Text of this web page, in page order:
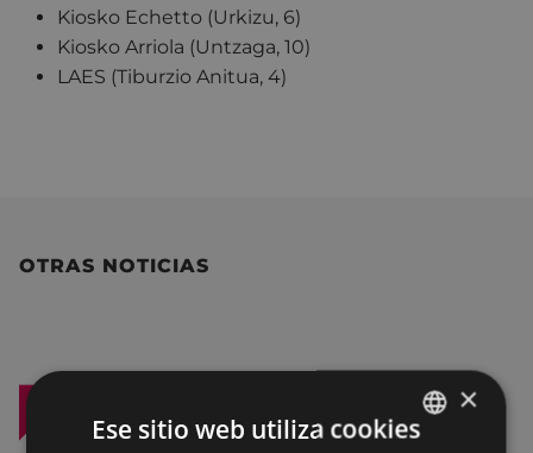
Kiosko Echetto (Urkizu, 6)
Kiosko Arriola (Untzaga, 10)
LAES (Tiburzio Anitua, 4)
OTRAS NOTICIAS
×
Ese sitio web utiliza cookies